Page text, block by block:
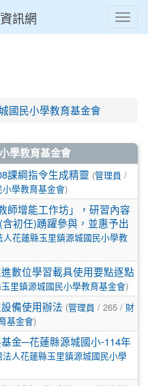
訊網
國民小學教育基金會
學教育基金會
課綱指令生成精靈 (管理員 /
學教育基金會)
師增能工作坊」，研習內容
初任)踴躍參與，並惠予出
人花蓮縣玉里鎮源城國民小學教
數位學習載具使用要點逐點
里鎮源城國民小學教育基金會)
備使用辦法 (管理員 / 265 / 財
基金會)
金─花蓮縣源城國小-114年
法人花蓮縣玉里鎮源城國民小學